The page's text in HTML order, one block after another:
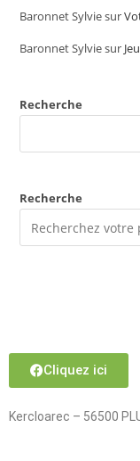
Baronnet Sylviesur
Baronnet Sylviesur
Recherche
Recherche
Cliquez ici
Kercloarec – 56500